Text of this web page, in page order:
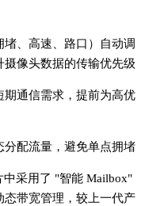
、高速、路口）自动调
像头数据的传输优先级
通信需求，提前为高优
配流量，避免单点拥堵
采用了 "智能 Mailbox"
带宽管理，较上一代产